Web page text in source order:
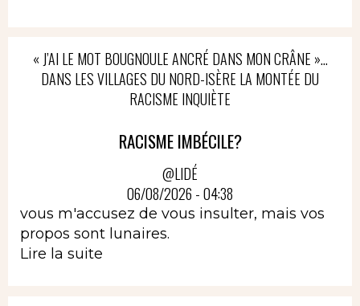
« J’AI LE MOT BOUGNOULE ANCRÉ DANS MON CRÂNE »…
DANS LES VILLAGES DU NORD-ISÈRE LA MONTÉE DU
RACISME INQUIÈTE
RACISME IMBÉCILE?
@LIDÉ
06/08/2026 - 04:38
vous m'accusez de vous insulter, mais vos
propos sont lunaires.
Lire la suite